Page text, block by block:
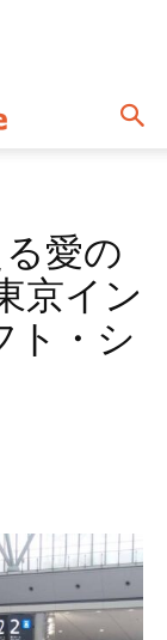
愛の
イン
ト・シ